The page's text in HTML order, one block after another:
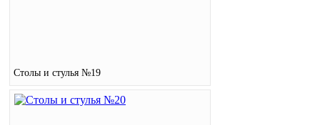
Столы и стулья №19